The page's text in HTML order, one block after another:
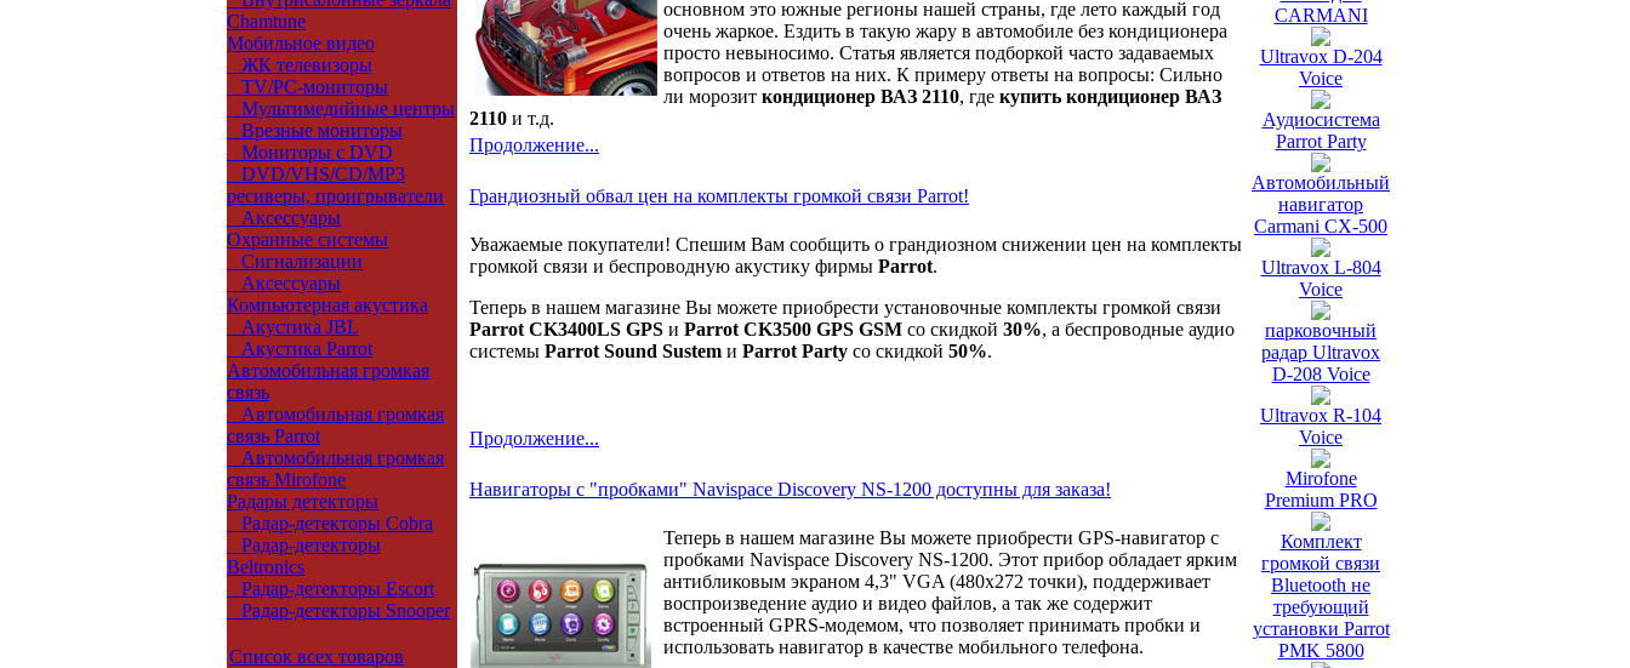
Chamtune
Мобильное видео
ЖК телевизоры
TV/PC-мониторы
Мультимедийные центры
Врезные мониторы
Мониторы с DVD
DVD/VHS/CD/MP3
ресиверы, проигрыватели
Аксессуары
Охранные системы
Сигнализации
Аксессуары
Компьютерная акустика
Акустика JBL
Акустика Parrot
Автомобильная громкая
связь
Автомобильная громкая
связь Parrot
Автомобильная громкая
связь Mirofone
Радары детекторы
Радар-детекторы Cobra
Радар-детекторы
Beltronics
Радар-детекторы Escort
Радар-детекторы Snooper
Список всех товаров
основном это южные регионы нашей страны, где лето каждый год
очень жаркое. Ездить в такую жару в автомобиле без кондиционера
просто невыносимо. Статья является подборкой часто задаваемых
вопросов и ответов на них. К примеру ответы на вопросы: Сильно
ли морозит кондиционер ВАЗ 2110, где купить кондиционер ВАЗ
2110 и т.д.
Продолжение...
Грандиозный обвал цен на комплекты громкой связи Parrot!
Уважаемые покупатели! Спешим Вам сообщить о грандиозном снижении цен на комплекты
громкой связи и беспроводную акустику фирмы Parrot.
Теперь в нашем магазине Вы можете приобрести установочные комплекты громкой связи
Parrot CK3400LS GPS и Parrot CK3500 GPS GSM со скидкой 30%, а беспроводные аудио
системы Parrot Sound Sustem и Parrot Party со скидкой 50%.
Продолжение...
Навигаторы с "пробками" Navispace Discovery NS-1200 доступны для заказа!
Теперь в нашем магазине Вы можете приобрести GPS-навигатор с
пробками Navispace Discovery NS-1200. Этот прибор обладает ярким
антибликовым экраном 4,3" VGA (480x272 точки), поддерживает
воспроизведение аудио и видео файлов, а так же содержит
встроенный GPRS-модемом, что позволяет принимать пробки и
использовать навигатор в качестве мобильного телефона.
CARMANI
Ultravox D-204
Voice
Аудиосистема
Parrot Party
Автомобильный
навигатор
Carmani CX-500
Ultravox L-804
Voice
парковочный
радар Ultravox
D-208 Voice
Ultravox R-104
Voice
Mirofone
Premium PRO
Комплект
громкой связи
Bluetooth не
требующий
установки Parrot
PMK 5800